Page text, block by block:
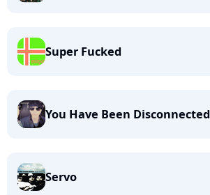
Super Fucked
You Have Been Disconnected
Servo